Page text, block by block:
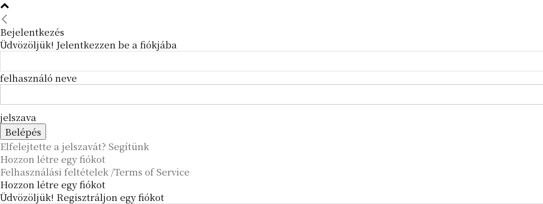
Bejelentkezés
Üdvözöljük! Jelentkezzen be a fiókjába
felhasználó neve
jelszava
Elfelejtette a jelszavát? Segítünk
Hozzon létre egy fiókot
Felhasználási feltételek /Terms of Service
Hozzon létre egy fiókot
Üdvözöljük! Regisztráljon egy fiókot